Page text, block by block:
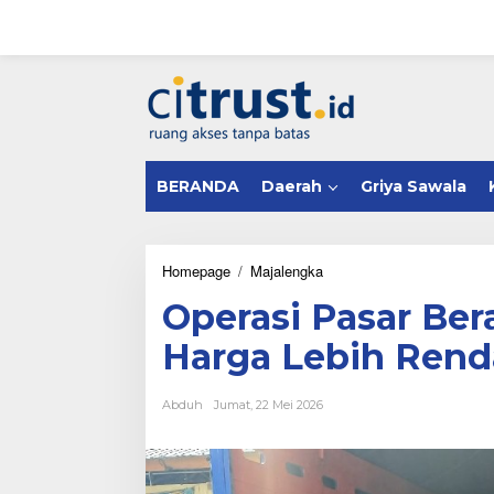
w
BERANDA Daerah Griya Sawala
Homepage / Majalengka
e
r
a
s
s
r
Operasi Pasar
Harga Lebih
Abduh Jumat, 22 Mei 2026